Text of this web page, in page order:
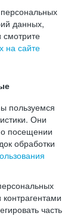
данных,
смотрите
на сайте
пользуемся
Они
посещении
обработки
часть